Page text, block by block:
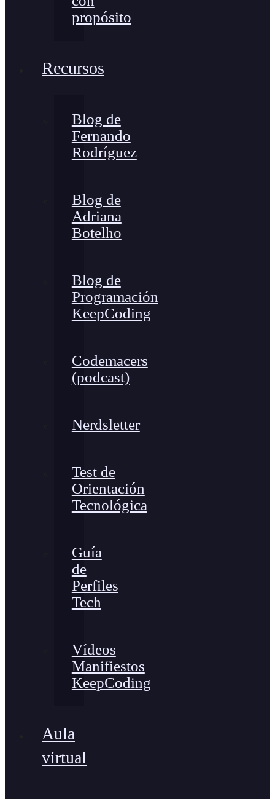
propósito
Recursos
Blog de
Fernando
Rodríguez
Blog de
Adriana
Botelho
Blog de
Programación
KeepCoding
Codemacers
(podcast)
Nerdsletter
Test de
Orientación
Tecnológica
Guía
de
Perfiles
Tech
Vídeos
Manifiestos
KeepCoding
Aula
virtual